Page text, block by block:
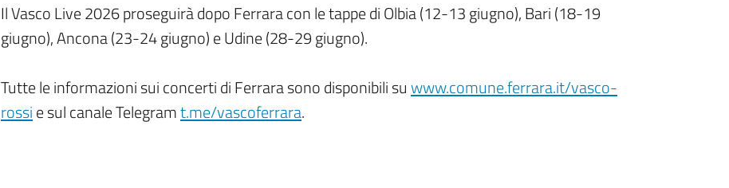
Il Vasco Live 2026 proseguirà dopo Ferrara con le tappe di Olbia (12-13 giugno), Bari (18-19
giugno), Ancona (23-24 giugno) e Udine (28-29 giugno).
Tutte le informazioni sui concerti di Ferrara sono disponibili suwww.comune.ferrara.it/vasco-
rossie sul canale Telegramt.me/vascoferrara.